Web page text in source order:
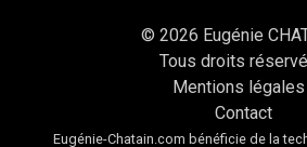
© 2026 Eugénie
Tous droits
Mentions légales
Contact
Eugénie-Chatain.com bénéficie de la